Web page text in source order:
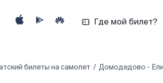
Где мой билет?
билеты на самолет Домодедово -